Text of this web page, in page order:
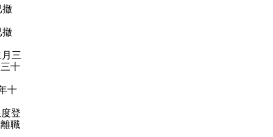
撤
撤
三
十
十
登
職